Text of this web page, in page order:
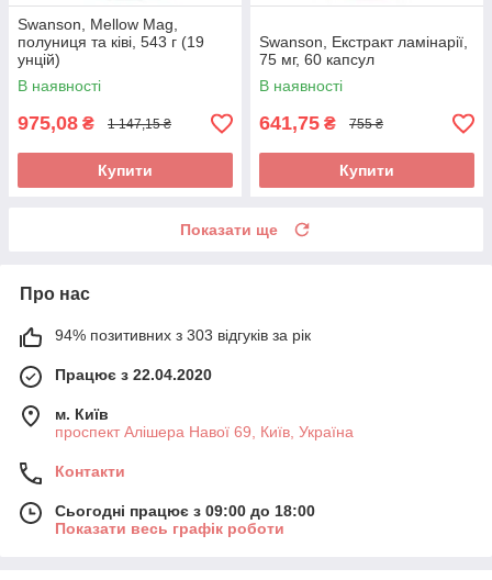
Swanson, Mellow Mag,
полуниця та ківі, 543 г (19
унцій)
В наявності
975,08 ₴ 1 147,15 ₴
Купити
Swanson, Екстракт ламінарії,
75 мг, 60 капсул
В наявності
641,75 ₴ 755 ₴
Купити
Показати ще
Про нас
94% позитивних з 303 відгуків за рік
Працює з 22.04.2020
м. Київ
проспект Алішера Навої 69, Київ, Україна
Контакти
Сьогодні працює з 09:00 до 18:00
Показати весь графік роботи